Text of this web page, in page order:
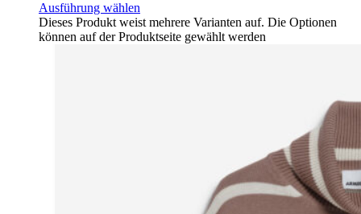
Ausführung wählen
Dieses Produkt weist mehrere Varianten auf. Die Optionen
können auf der Produktseite gewählt werden